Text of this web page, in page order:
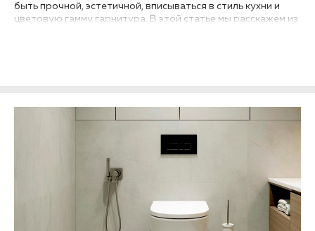
быть прочной, эстетичной, вписываться в стиль кухни и
цветовую гамму гарнитура. В этой статье мы расскажем из